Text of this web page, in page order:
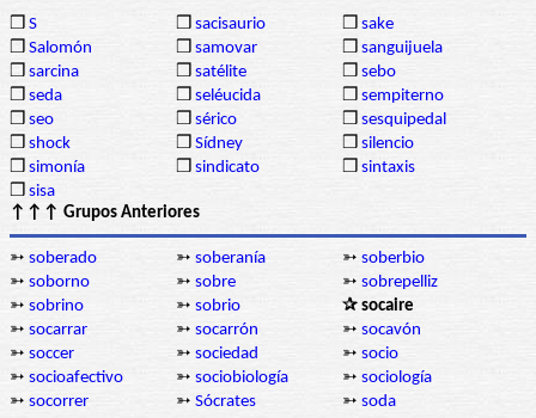
❒ S ❒ sacisaurio ❒ sake
❒ Salomón ❒ samovar ❒ sanguijuela
❒ sarcina ❒ satélite ❒ sebo
❒ seda ❒ seléucida ❒ sempiterno
❒ seo ❒ sérico ❒ sesquipedal
❒ shock ❒ Sídney ❒ silencio
❒ simonía ❒ sindicato ❒ sintaxis
❒ sisa
↑↑↑ Grupos Anteriores
➳ soberado ➳ soberanía ➳ soberbio
➳ soborno ➳ sobre ➳ sobrepelliz
➳ sobrino ➳ sobrio
✰ socaire
➳ socarrar ➳ socarrón ➳ socavón
➳ soccer ➳ sociedad ➳ socio
➳ socioafectivo ➳ sociobiología ➳ sociología
➳ socorrer ➳ Sócrates ➳ soda